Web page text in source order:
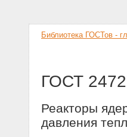
Библиотека ГОСТов -
ГОСТ
Реакторы
давления